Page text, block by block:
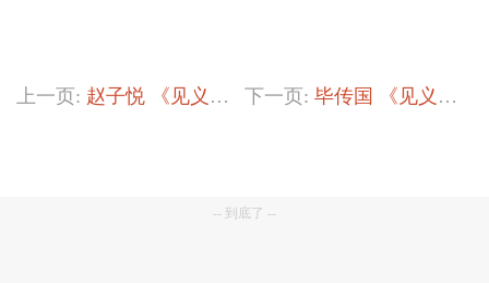
上一页: 赵子悦 《见义勇为 ⼤爱⽆疆》 下一页: 毕传国 《见义勇为》
-- 到底了 --